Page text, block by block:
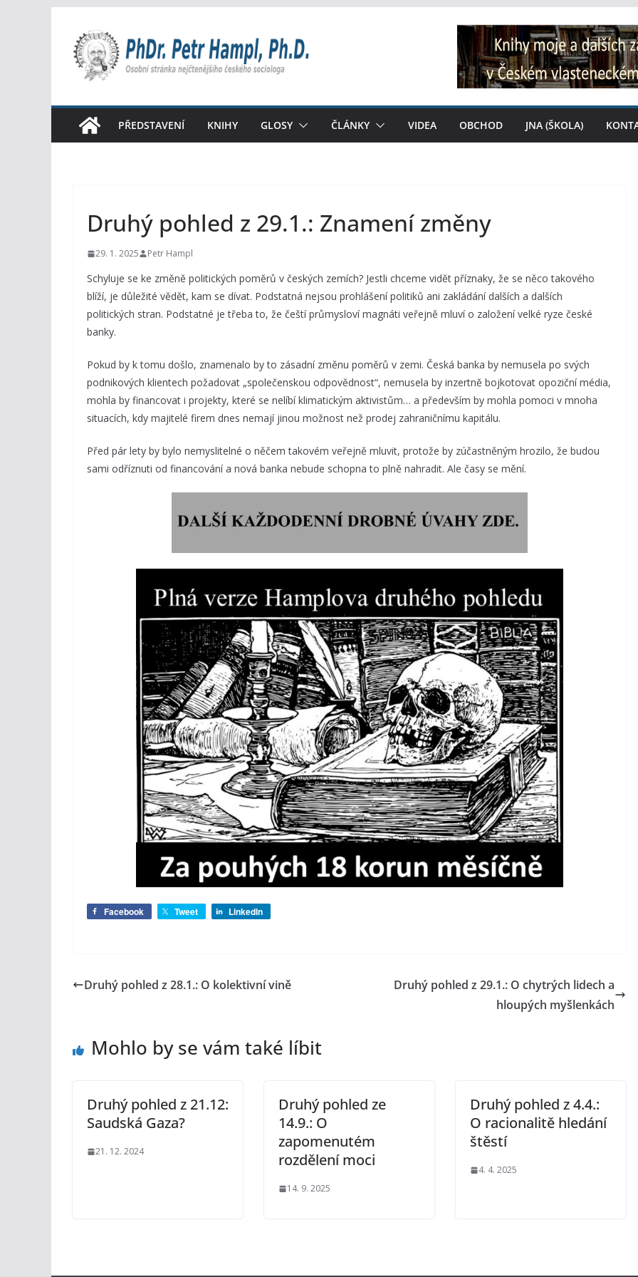
obsah
PŘEDSTAVENÍ KNIHY GLOSY ČLÁNKY VIDEA OBCHOD JNA (ŠKOLA)
Druhý pohled z 29.1.: Znamení změny
29. 1. 2025 Petr Hampl
Schyluje se ke změně politických poměrů v českých zemích? Jestli chceme vidět příznaky, že se něco takového
blíží, je důležité vědět, kam se dívat. Podstatná nejsou prohlášení politiků ani zakládání dalších a dalších
politických stran. Podstatné je třeba to, že čeští průmysloví magnáti veřejně mluví o založení velké ryze české
banky.
Pokud by k tomu došlo, znamenalo by to zásadní změnu poměrů v zemi. Česká banka by nemusela po svých
podnikových klientech požadovat „společenskou odpovědnost“, nemusela by inzertně bojkotovat opoziční média,
mohla by financovat i projekty, které se nelíbí klimatickým aktivistům… a především by mohla pomoci v mnoha
situacích, kdy majitelé firem dnes nemají jinou možnost než prodej zahraničnímu kapitálu.
Před pár lety by bylo nemyslitelné o něčem takovém veřejně mluvit, protože by zúčastněným hrozilo, že budou
sami odříznuti od financování a nová banka nebude schopna to plně nahradit. Ale časy se mění.
Facebook Tweet LinkedIn
Druhý pohled z 28.1.: O kolektivní vině
Druhý pohled z 29.1.: O chytrých lidech a
hloupých myšlenkách
Mohlo by se vám také líbit
Druhý pohled z 21.12:
Saudská Gaza?
21. 12. 2024
Druhý pohled ze
14.9.: O
zapomenutém
rozdělení moci
14. 9. 2025
Druhý pohled z 4.4.:
O racionalitě hledání
štěstí
4. 4. 2025